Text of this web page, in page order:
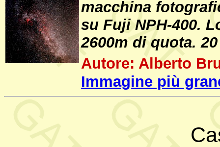
macchina
su Fuji NPH-400.
2600m di quota.
Autore: Alberto
Immagine più